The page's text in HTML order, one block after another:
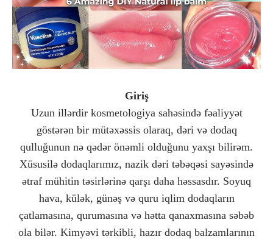
Giriş
Uzun illərdir kosmetologiya sahəsində fəaliyyət
göstərən bir mütəxəssis olaraq, dəri və dodaq
qulluğunun nə qədər önəmli olduğunu yaxşı bilirəm.
Xüsusilə dodaqlarımız, nazik dəri təbəqəsi sayəsində
ətraf mühitin təsirlərinə qarşı daha həssasdır. Soyuq
hava, külək, günəş və quru iqlim dodaqların
çatlamasına, qurumasına və hətta qanaxmasına səbəb
ola bilər. Kimyəvi tərkibli, hazır dodaq balzamlarının